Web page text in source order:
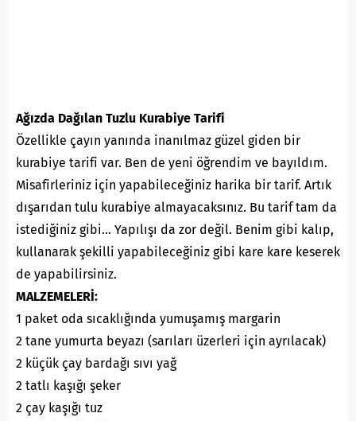
Ağızda Dağılan Tuzlu Kurabiye Tarifi
Özellikle çayın yanında inanılmaz güzel giden bir
kurabiye tarifi var. Ben de yeni öğrendim ve bayıldım.
Misafirleriniz için yapabileceğiniz harika bir tarif. Artık
dışarıdan tulu kurabiye almayacaksınız. Bu tarif tam da
istediğiniz gibi… Yapılışı da zor değil. Benim gibi kalıp,
kullanarak şekilli yapabileceğiniz gibi kare kare keserek
de yapabilirsiniz.
MALZEMELERİ:
1 paket oda sıcaklığında yumuşamış margarin
2 tane yumurta beyazı (sarıları üzerleri için ayrılacak)
2 küçük çay bardağı sıvı yağ
2 tatlı kaşığı şeker
2 çay kaşığı tuz